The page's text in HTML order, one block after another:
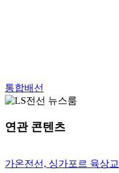
통합배선
연관 콘텐츠
가온전선, 싱가포르 육상